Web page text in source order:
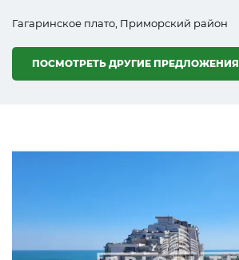
Гагаринское плато, Приморский район
ПОСМОТРЕТЬ ДРУГИЕ ПРЕДЛОЖЕНИЯ